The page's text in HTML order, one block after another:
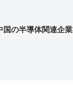
国の半導体関連企業